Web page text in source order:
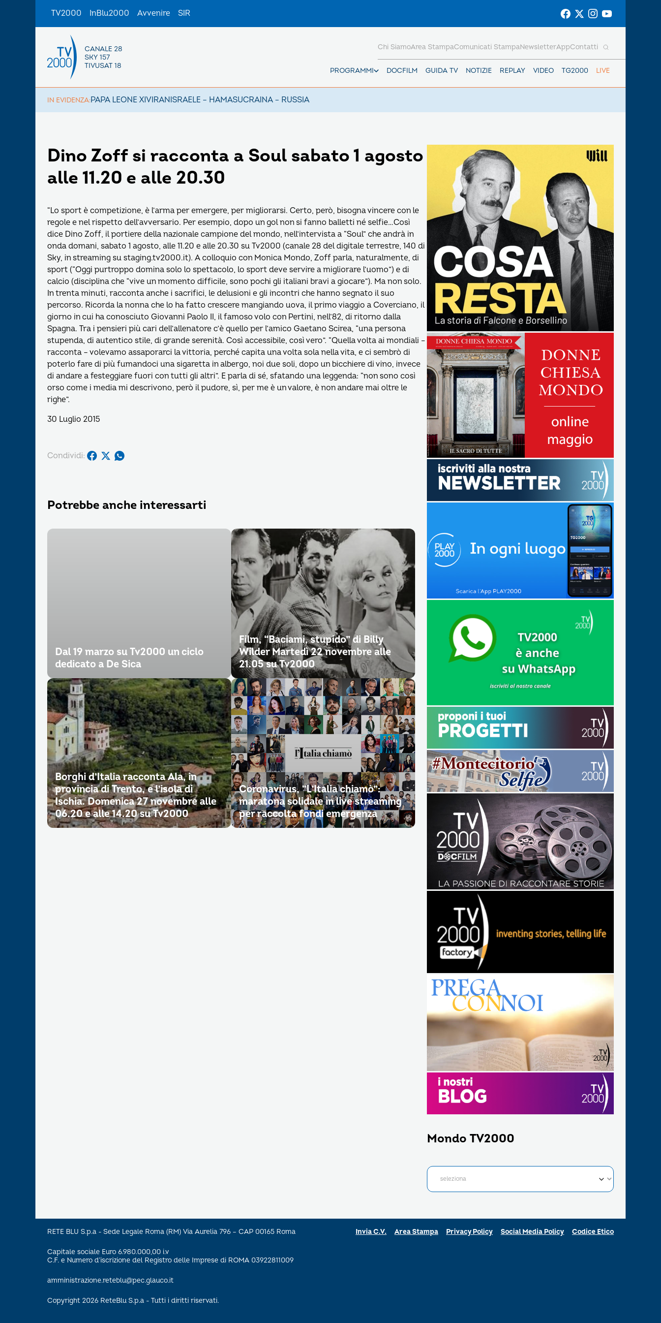
TV2000 InBlu2000 Avvenire SIR
CANALE 28
SKY 157
TIVUSAT 18
PROGRAMMI DOCFILM GUIDA TV NOTIZIE REPLAY VIDEO TG2000 LIVE
Chi SiamoArea StampaComunicati StampaNewsletterAppContatti
IN EVIDENZA:PAPA LEONE XIVIRANISRAELE – HAMASUCRAINA – RUSSIA
Dino Zoff si racconta a Soul sabato 1 agosto
alle 11.20 e alle 20.30
“Lo sport è competizione, è l’arma per emergere, per migliorarsi. Certo, però, bisogna vincere con le
regole e nel rispetto dell’avversario. Per esempio, dopo un gol non si fanno balletti né selfie…Così
dice Dino Zoff, il portiere della nazionale campione del mondo, nell’intervista a “Soul” che andrà in
onda domani, sabato 1 agosto, alle 11.20 e alle 20.30 su Tv2000 (canale 28 del digitale terrestre, 140 di
Sky, in streaming su staging.tv2000.it). A colloquio con Monica Mondo, Zoff parla, naturalmente, di
sport (“Oggi purtroppo domina solo lo spettacolo, lo sport deve servire a migliorare l’uomo”) e di
calcio (disciplina che “vive un momento difficile, sono pochi gli italiani bravi a giocare”). Ma non solo.
In trenta minuti, racconta anche i sacrifici, le delusioni e gli incontri che hanno segnato il suo
percorso. Ricorda la nonna che lo ha fatto crescere mangiando uova, il primo viaggio a Coverciano, il
giorno in cui ha conosciuto Giovanni Paolo II, il famoso volo con Pertini, nell’82, di ritorno dalla
Spagna. Tra i pensieri più cari dell’allenatore c’è quello per l’amico Gaetano Scirea, “una persona
stupenda, di autentico stile, di grande serenità. Così accessibile, così vero”. “Quella volta ai mondiali –
racconta – volevamo assaporarci la vittoria, perché capita una volta sola nella vita, e ci sembrò di
poterlo fare di più fumandoci una sigaretta in albergo, noi due soli, dopo un bicchiere di vino, invece
di andare a festeggiare fuori con tutti gli altri”. E parla di sé, sfatando una leggenda: “non sono così
orso come i media mi descrivono, però il pudore, sì, per me è un valore, è non andare mai oltre le
righe”.
30 Luglio 2015
Condividi:
Potrebbe anche interessarti
Dal 19 marzo su Tv2000 un ciclo
dedicato a De Sica
Film, “Baciami, stupido” di Billy
Wilder Martedì 22 novembre alle
21.05 su Tv2000
Borghi d’Italia racconta Ala, in
provincia di Trento, e l’isola di
Ischia. Domenica 27 novembre alle
06.20 e alle 14.20 su Tv2000
Coronavirus, “L’Italia chiamò”:
maratona solidale in live streaming
per raccolta fondi emergenza
Mondo TV2000
RETE BLU S.p.a - Sede Legale Roma (RM) Via Aurelia 796 – CAP 00165 Roma
Capitale sociale Euro 6.980.000,00 i.v
C.F. e Numero d’iscrizione del Registro delle Imprese di ROMA 03922811009
amministrazione.reteblu@pec.glauco.it
Copyright 2026 ReteBlu S.p.a - Tutti i diritti riservati.
Invia C.V. Area Stampa Privacy Policy Social Media Policy Codice Etico